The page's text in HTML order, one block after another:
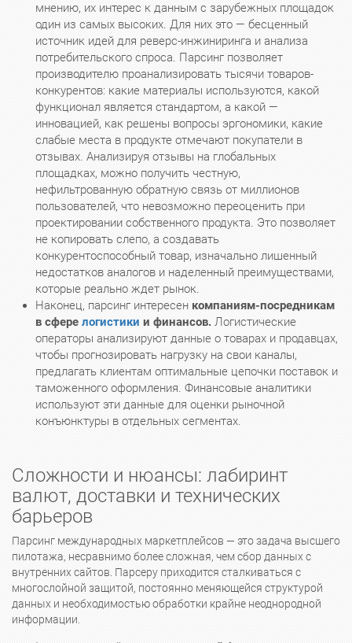
мнению, их интерес к данным с зарубежных площадок
один из самых высоких. Для них это — бесценный
источник идей для реверс-инжиниринга и анализа
потребительского спроса. Парсинг позволяет
производителю проанализировать тысячи товаров-
конкурентов: какие материалы используются, какой
функционал является стандартом, а какой —
инновацией, как решены вопросы эргономики, какие
слабые места в продукте отмечают покупатели в
отзывах. Анализируя отзывы на глобальных
площадках, можно получить честную,
нефильтрованную обратную связь от миллионов
пользователей, что невозможно переоценить при
проектировании собственного продукта. Это позволяет
не копировать слепо, а создавать
конкурентоспособный товар, изначально лишенный
недостатков аналогов и наделенный преимуществами,
которые реально ждет рынок.
Наконец, парсинг интересен компаниям-посредникам
в сфере логистики и финансов. Логистические
операторы анализируют данные о товарах и продавцах,
чтобы прогнозировать нагрузку на свои каналы,
предлагать клиентам оптимальные цепочки поставок и
таможенного оформления. Финансовые аналитики
используют эти данные для оценки рыночной
конъюнктуры в отдельных сегментах.
Сложности и нюансы: лабиринт
валют, доставки и технических
барьеров
Парсинг международных маркетплейсов — это задача высшего
пилотажа, несравнимо более сложная, чем сбор данных с
внутренних сайтов. Парсеру приходится сталкиваться с
многослойной защитой, постоянно меняющейся структурой
данных и необходимостью обработки крайне неоднородной
информации.